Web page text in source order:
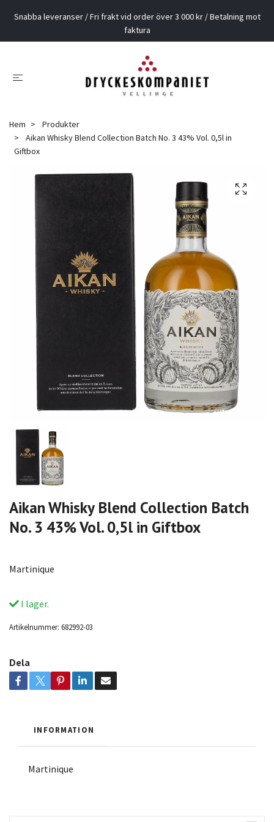
Snabba leveranser / Fri frakt vid order över 3 000 kr / Betalning mot
faktura
Hem
Produkter
Aikan Whisky Blend Collection Batch No. 3 43% Vol. 0,5l in
Giftbox
Aikan Whisky Blend Collection Batch
No. 3 43% Vol. 0,5l in Giftbox
Martinique
I lager.
Artikelnummer: 682992-03
Dela
INFORMATION
Martinique